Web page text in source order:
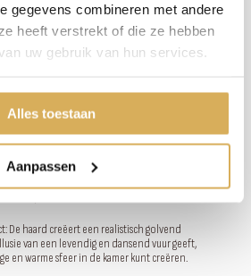
gegevens combineren met andere
heeft verstrekt of die ze hebben
uw gebruik van hun services.
Alles toestaan
Aanpassen
De haard heeft een compact ontwerp dat geschikt is
waardoor het gemakkelijker is om de haard te
in felheid en snelheid: Met de mogelijkheid om uit 7
De haard creëert een realistisch golvend
van een levendig en dansend vuur geeft,
en warme sfeer in de kamer kunt creëren.